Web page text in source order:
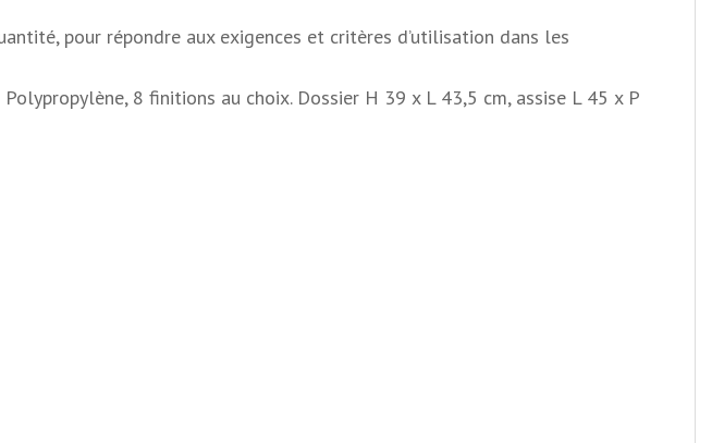
pour répondre aux exigences et critères d’utilisation dans les
8 finitions au choix. Dossier H 39 x L 43,5 cm, assise L 45 x P